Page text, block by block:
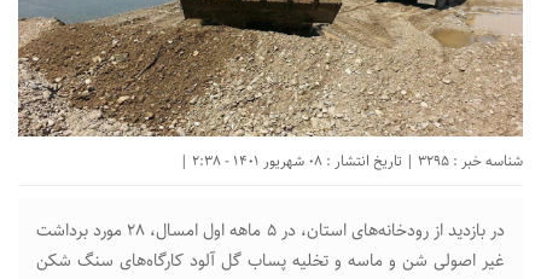
شناسه خبر : 3295 | تاریخ انتشار : 08 شهریور 1401 - 2:38 |
در بازدید از رودخانه‌های استان، در ۵ ماهه اول امسال، ۲۸ مورد برداشت
غیر اصولی شن و ماسه و تخلیه پساب گل آلود کارگاه‌های سنگ شکن